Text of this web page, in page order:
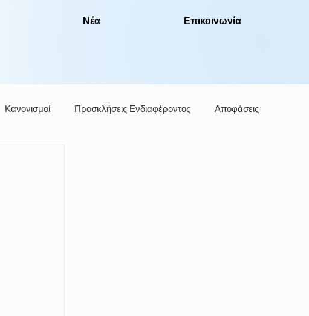
Νέα Επικοινωνία
Κανονισμοί Προσκλήσεις Ενδιαφέροντος Αποφάσεις